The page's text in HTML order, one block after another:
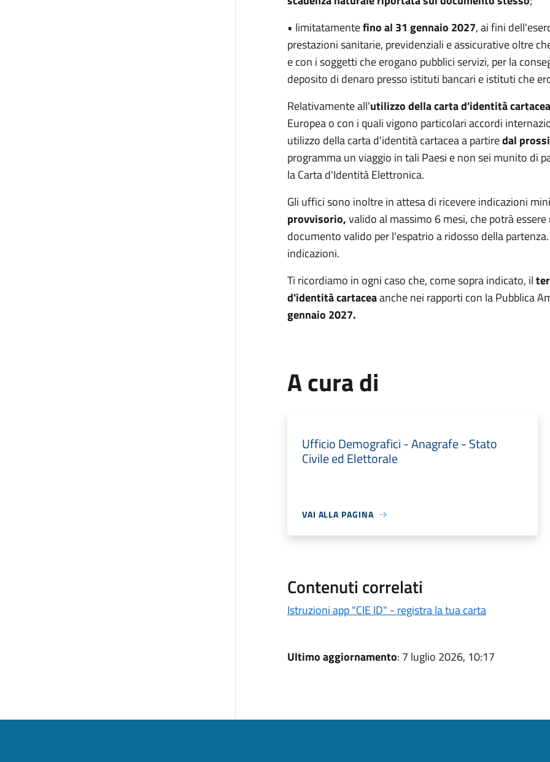
• limitatamentefino al 31 gennaio 2027, ai fini
prestazioni sanitarie, previdenziali e assicurative oltre
e con i soggetti che erogano pubblici servizi, per la
deposito di denaro presso istituti bancari e istituti che
Relativamente all'utilizzo della carta d'identità
Europea o con i quali vigono particolari accordi
utilizzo della carta d'identità cartacea a partiredal
programma un viaggio in tali Paesi e non sei munito di
la Carta d'Identità Elettronica.
Gli uffici sono inoltre in attesa di ricevere indicazioni
provvisorio,valido al massimo 6 mesi, che potrà
documento valido per l'espatrio a ridosso della
indicazioni.
Ti ricordiamo in ogni caso che, come sopra indicato, il
d'identità cartaceaanche nei rapporti con la Pubblica
gennaio 2027.
A cura di
Ufficio Demografici - Anagrafe - Stato
Civile ed Elettorale
VAI ALLA PAGINA
Contenuti correlati
Istruzioni app "CIE ID" - registra la tua carta
Ultimo aggiornamento: 7 luglio 2026, 10:17